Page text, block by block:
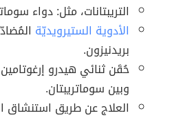
التريبتانات، مثل: دواء
الأدوية الستيرويديّة
بريدنيزون.
حُقَن ثنائي هيدرو
وبين سوماتريبتان.
العلاج عن طريق استنشاق